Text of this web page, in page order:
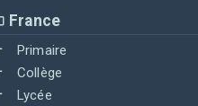
France
Primaire
Collège
Lycée